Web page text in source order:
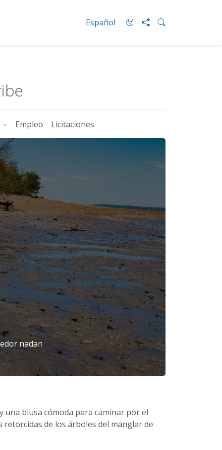
Español
Empleo Licitaciones
nadan
una blusa cómoda para caminar por el
de los árboles del manglar de